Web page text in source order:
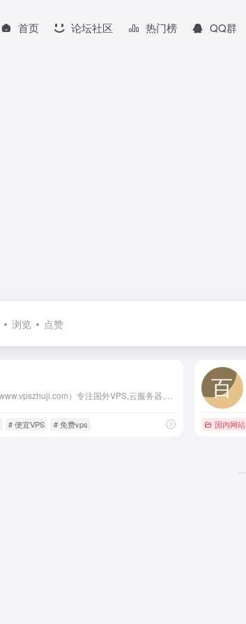
首页 论坛社区 热门榜 QQ群
浏览 点赞
# 便宜VPS # 免费vps 国内网站